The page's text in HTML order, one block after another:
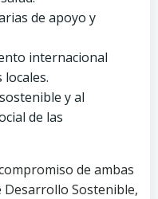
de apoyo y
internacional
locales.
y al
de las
de ambas
Desarrollo Sostenible,